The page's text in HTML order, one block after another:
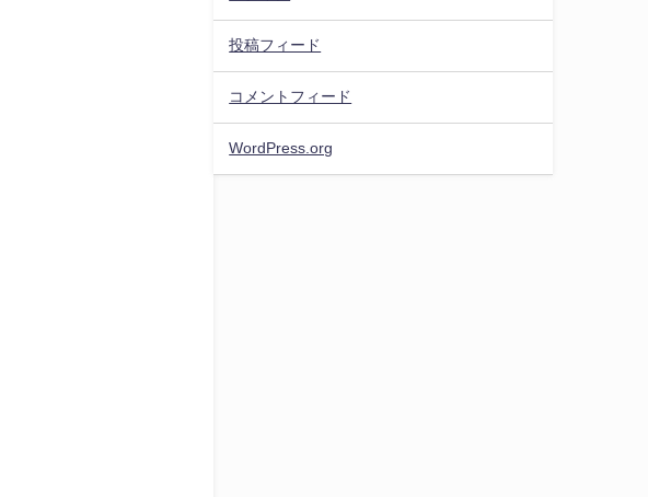
投稿フィード
コメントフィード
WordPress.org